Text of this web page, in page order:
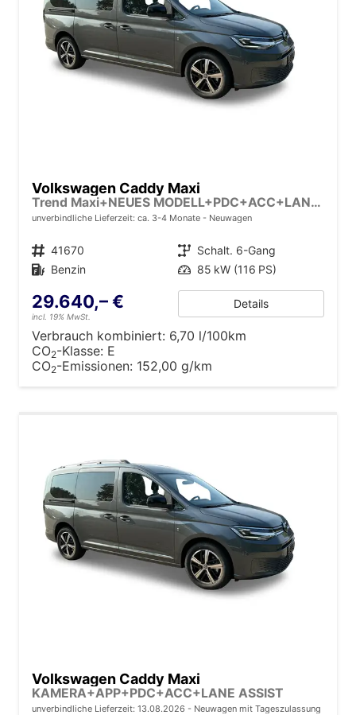
Volkswagen Caddy Maxi
Trend Maxi+NEUES MODELL+PDC+ACC+LANE ASSIST
unverbindliche Lieferzeit: ca. 3-4 Monate Neuwagen
Fahrzeugnr. 41670 Getriebe Schalt. 6-Gang
Kraftstoff Benzin Leistung 85 kW (116 PS)
29.640,– €
incl. 19% MwSt.
Details
Verbrauch kombiniert: 6,70 l/100km
CO2-Klasse: E
CO2-Emissionen: 152,00 g/km
Volkswagen Caddy Maxi
KAMERA+APP+PDC+ACC+LANE ASSIST
unverbindliche Lieferzeit: 13.08.2026 Neuwagen mit Tageszulassung